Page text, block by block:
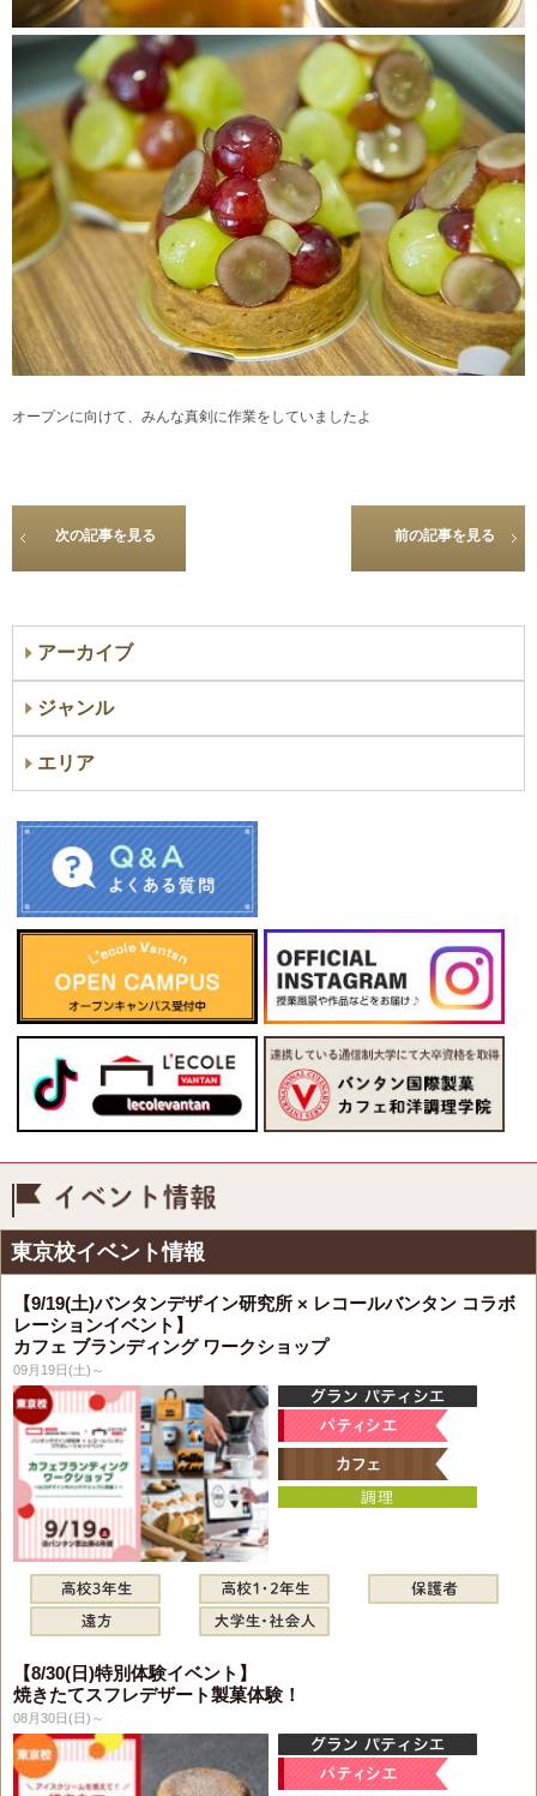
オープンに向けて、みんな真剣に作業をしていましたよ
次の記事を見る 前の記事を見る
アーカイブ
ジャンル
エリア
東京校イベント情報
【9/19(土)バンタンデザイン研究所 × レコールバンタン コラボ
レーションイベント】
カフェ ブランディング ワークショップ
09月19日(土)～
【8/30(日)特別体験イベント】
焼きたてスフレデザート製菓体験！
08月30日(日)～